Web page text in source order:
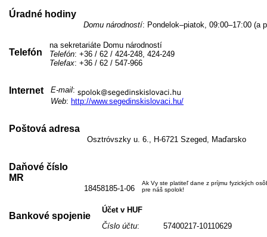
Úradné hodiny
Domu národností: Pondelok–piatok, 09:00–17:00 (a
Telefón
na sekretariáte Domu národností
Telefón: +36 / 62 / 424-248, 424-249
Telefax: +36 / 62 / 547-966
Internet E-mail:
Web: http://www.segedinskislovaci.hu/
Poštová adresa
Osztróvszky u. 6., H-6721 Szeged, Maďarsko
Daňové číslo
MR
18458185-1-06
Ak Vy ste platiteľ dane z príjmu fyzických
pre náš spolok!
Bankové spojenie
Účet v HUF
Číslo účtu:
57400217-10110629